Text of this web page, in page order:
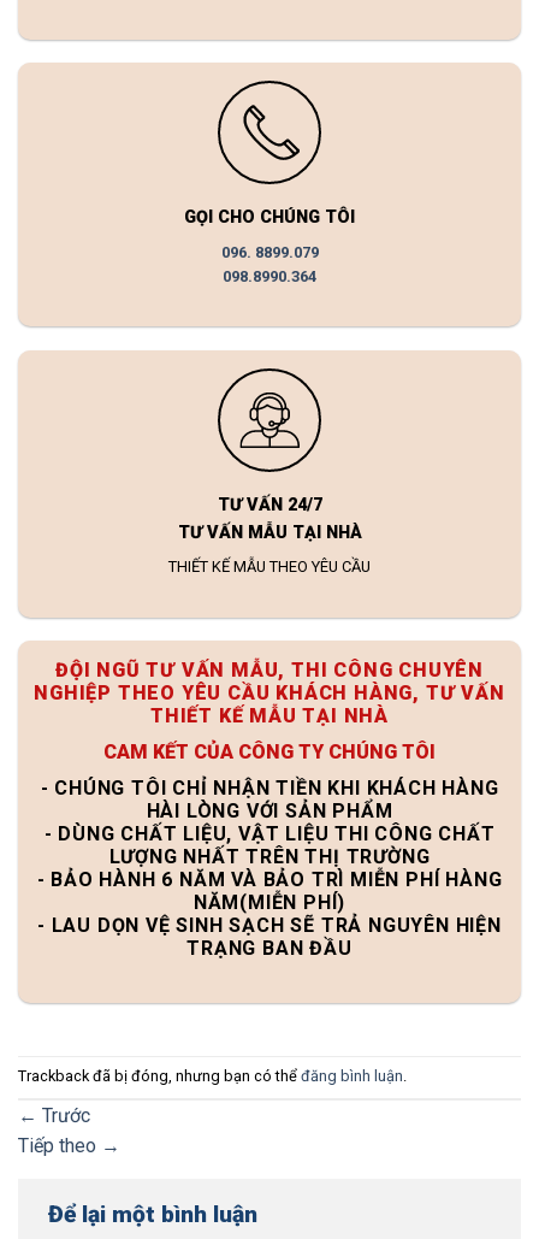
GỌI CHO CHÚNG TÔI
096. 8899.079
098.8990.364
TƯ VẤN 24/7
TƯ VẤN MẪU TẠI NHÀ
THIẾT KẾ MẪU THEO YÊU CẦU
ĐỘI NGŨ TƯ VẤN MẪU, THI CÔNG CHUYÊN
NGHIỆP THEO YÊU CẦU KHÁCH HÀNG, TƯ VẤN
THIẾT KẾ MẪU TẠI NHÀ
CAM KẾT CỦA CÔNG TY CHÚNG TÔI
- CHÚNG TÔI CHỈ NHẬN TIỀN KHI KHÁCH HÀNG
HÀI LÒNG VỚI SẢN PHẨM
- DÙNG CHẤT LIỆU, VẬT LIỆU THI CÔNG CHẤT
LƯỢNG NHẤT TRÊN THỊ TRƯỜNG
- BẢO HÀNH 6 NĂM VÀ BẢO TRÌ MIỄN PHÍ HÀNG
NĂM(MIỄN PHÍ)
- LAU DỌN VỆ SINH SẠCH SẼ TRẢ NGUYÊN HIỆN
TRẠNG BAN ĐẦU
Trackback đã bị đóng, nhưng bạn có thể đăng bình luận
← Trước
Tiếp theo →
Để lại một bình luận